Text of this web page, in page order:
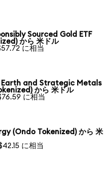
Sourced Gold ETF
から 米ドル
に相当
Earth and Strategic Metals
から 米ドル
に相当
(Ondo Tokenized) から 米
に相当